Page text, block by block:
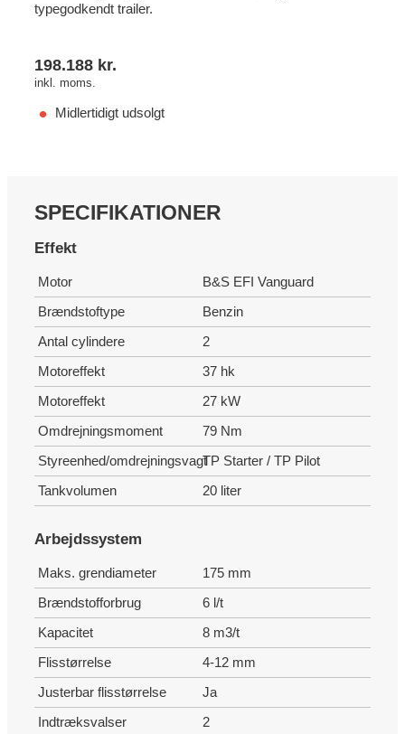
typegodkendt trailer.
198.188 kr.
inkl. moms.
Midlertidigt udsolgt
SPECIFIKATIONER
Effekt
Motor
B&S EFI Vanguard
Brændstoftype
Benzin
Antal cylindere
2
Motoreffekt
37 hk
Motoreffekt
27 kW
Omdrejningsmoment
79 Nm
Styreenhed/omdrejningsvagtTP Starter / TP Pilot
Tankvolumen
20 liter
Arbejdssystem
Maks. grendiameter
175 mm
Brændstofforbrug
6 l/t
Kapacitet
8 m3/t
Flisstørrelse
4-12 mm
Justerbar flisstørrelse
Ja
Indtræksvalser
2